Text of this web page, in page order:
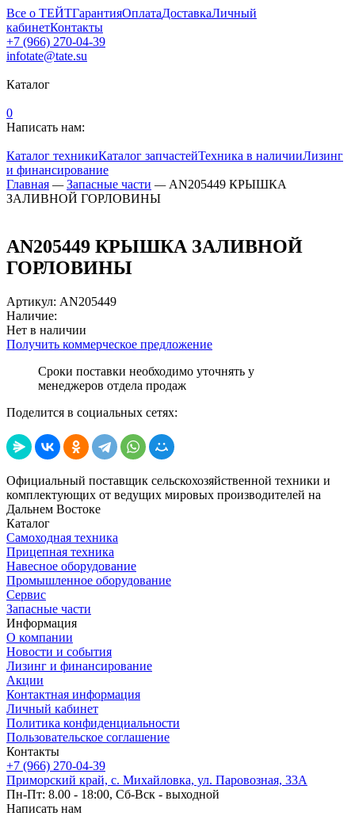
Все о ТЕЙТГарантияОплатаДоставкаЛичный
кабинетКонтакты
+7 (966) 270-04-39
infotate@tate.su
Каталог
0
Написать нам:
Каталог техникиКаталог запчастейТехника в наличииЛизинг
и финансирование
Главная — Запасные части — AN205449 КРЫШКА
ЗАЛИВНОЙ ГОРЛОВИНЫ
AN205449 КРЫШКА ЗАЛИВНОЙ
ГОРЛОВИНЫ
Артикул: AN205449
Наличие:
Нет в наличии
Получить коммерческое предложение
Сроки поставки необходимо уточнять у
менеджеров отдела продаж
Поделится в социальных сетях:
Официальный поставщик сельскохозяйственной техники и
комплектующих от ведущих мировых производителей на
Дальнем Востоке
Каталог
Самоходная техника
Прицепная техника
Навесное оборудование
Промышленное оборудование
Сервис
Запасные части
Информация
О компании
Новости и события
Лизинг и финансирование
Акции
Контактная информация
Личный кабинет
Политика конфиденциальности
Пользовательское соглашение
Контакты
+7 (966) 270-04-39
Приморский край, с. Михайловка, ул. Паровозная, 33А
Пн-Пт: 8.00 - 18:00, Сб-Вск - выходной
Написать нам